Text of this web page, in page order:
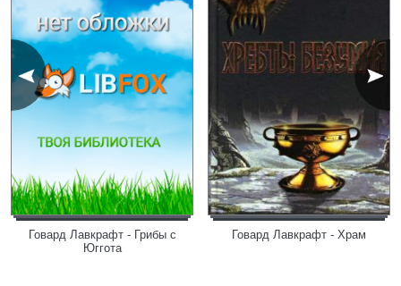
Говард Лавкрафт - Грибы с
Юггота
Говард Лавкрафт - Храм